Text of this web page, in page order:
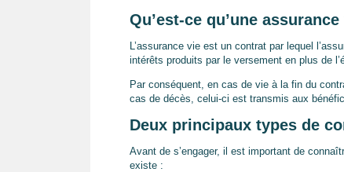
Qu’est-ce qu’une
L’assurance vie est un contrat par lequel
intérêts produits par le versement en plus de
Par conséquent, en cas de vie à la fin du
cas de décès, celui-ci est transmis aux
Deux principaux types de
Avant de s’engager, il est important de
existe :